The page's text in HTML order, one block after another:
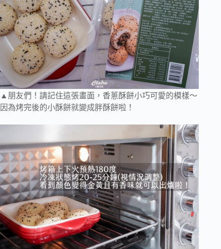
▲朋友們！請記住這張畫面，香蔥酥餅小巧可愛的模樣～
因為烤完後的小酥餅就變成胖酥餅啦！